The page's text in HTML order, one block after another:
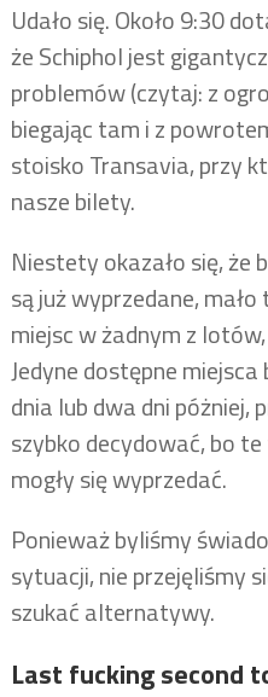
Udało się. Około 9:30
że Schiphol jest
problemów (czytaj: z
biegając tam i z
stoisko Transavia, przy
nasze bilety.
Niestety okazało się, że
są już wyprzedane,
miejsc w żadnym z
Jedyne dostępne
dnia lub dwa dni póżniej,
szybko decydować, bo
mogły się wyprzedać.
Ponieważ byliśmy
sytuacji, nie przejęliśmy
szukać alternatywy.
Last fucking second